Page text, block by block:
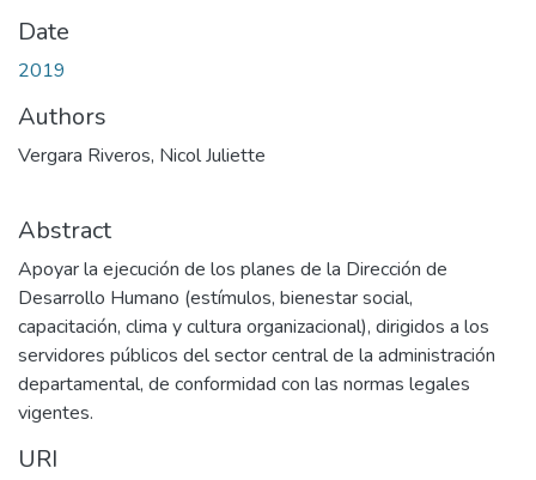
Date
2019
Authors
Vergara Riveros, Nicol Juliette
Abstract
Apoyar la ejecución de los planes de la Dirección de
Desarrollo Humano (estímulos, bienestar social,
capacitación, clima y cultura organizacional), dirigidos a los
servidores públicos del sector central de la administración
departamental, de conformidad con las normas legales
vigentes.
URI